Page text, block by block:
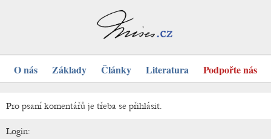
O nás Základy Články Literatura Podpořte nás
Pro psaní komentářů je třeba se přihlásit.
Login: